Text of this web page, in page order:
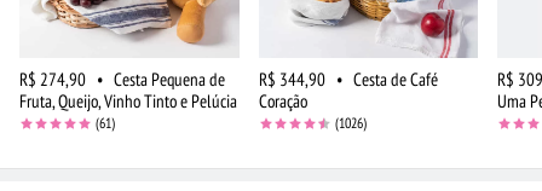
R$ 274,90 • Cesta Pequena de
Fruta, Queijo, Vinho Tinto e Pelúcia
(61)
R$ 344,90 • Cesta de Café
Coração
(1026)
R$
Uma